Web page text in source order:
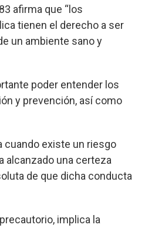
afirma que “los
tienen el derecho a ser
un ambiente sano y
poder entender los
y prevención, así como
cuando existe un riesgo
alcanzado una certeza
de que dicha conducta
implica la